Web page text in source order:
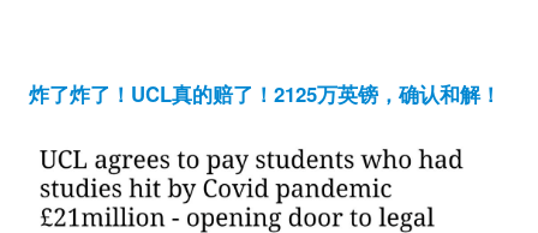
炸了炸了！UCL真的赔了！2125万英镑，确认和解！